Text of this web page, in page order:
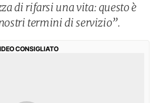
di rifarsi una vita: questo è
termini di servizio”.
CONSIGLIATO